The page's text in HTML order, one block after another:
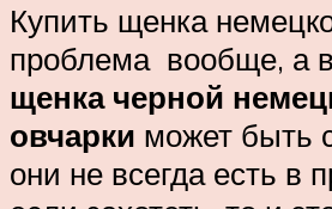
Купить щенка
проблема вообще, а
щенка черной
овчарки может быть
они не всегда есть в